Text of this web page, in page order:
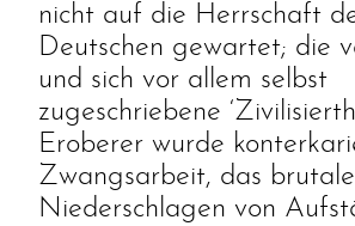
nicht auf die Herrschaft
Deutschen gewartet; die
und sich vor allem selbst
zugeschriebene
Eroberer wurde
Zwangsarbeit, das brutale
Niederschlagen von